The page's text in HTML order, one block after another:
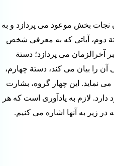
نجات بخش موعود می پردازد و به
دوم، آیاتی که به معرفی شخص
آخرالزمان می پردازد؛ دستة
را بیان می کند، دستة چهارم،
نماید. این چهار گروه، بشارت
لازم به یادآوری است که هر
زیر به آنها اشاره می کنیم.